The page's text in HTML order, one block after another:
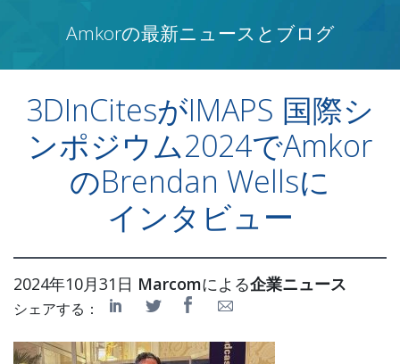
Amkorの最新ニュースとブログ
3DInCitesがIMAPS 国際シ
ンポジウム2024でAmkor
のBrendan Wellsに
インタビュー
2024年10月31日 Marcomによる企業ニュース
シェアする：